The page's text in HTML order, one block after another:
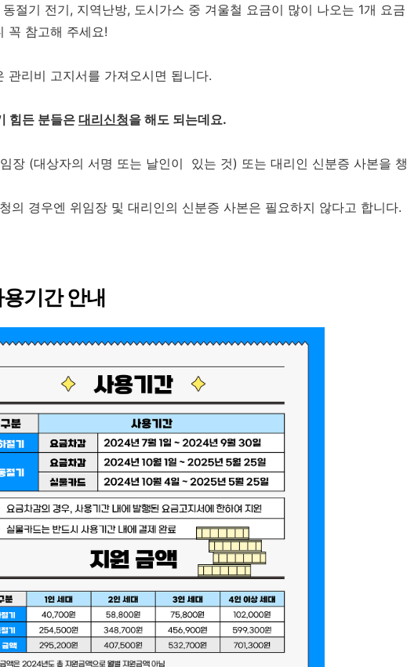
절기 전기, 지역난방, 도시가스 중 겨울철 요금이 많이 나오는 1개 요금
꼭 참고해 주세요!
관리비 고지서를 가져오시면 됩니다.
힘든 분들은 대리신청을 해도 되는데요.
장 (대상자의 서명 또는 날인이 있는 것) 또는 대리인 신분증 사본을 챙
의 경우엔 위임장 및 대리인의 신분증 사본은 필요하지 않다고 합니다.
기간 안내